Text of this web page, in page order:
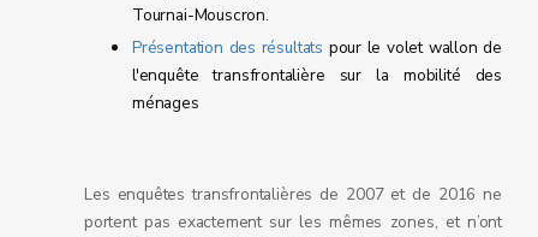
Tournai-Mouscron.
Présentation des résultats pour le volet wallon de
l'enquête transfrontalière sur la mobilité des
ménages
Les enquêtes transfrontalières de 2007 et de 2016 ne
portent pas exactement sur les mêmes zones, et n’ont